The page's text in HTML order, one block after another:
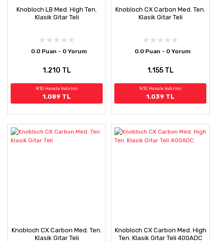
Knobloch LB Med. High Ten.
Klasik Gitar Teli
0.0 Puan - 0 Yorum
1.210 TL
%10 Havale İndirimi
1.089 TL
Knobloch CX Carbon Med. Ten.
Klasik Gitar Teli
0.0 Puan - 0 Yorum
1.155 TL
%10 Havale İndirimi
1.039 TL
Knobloch CX Carbon Med. Ten.
Klasik Gitar Teli
Knobloch CX Carbon Med. High
Ten. Klasik Gitar Teli 400ADC